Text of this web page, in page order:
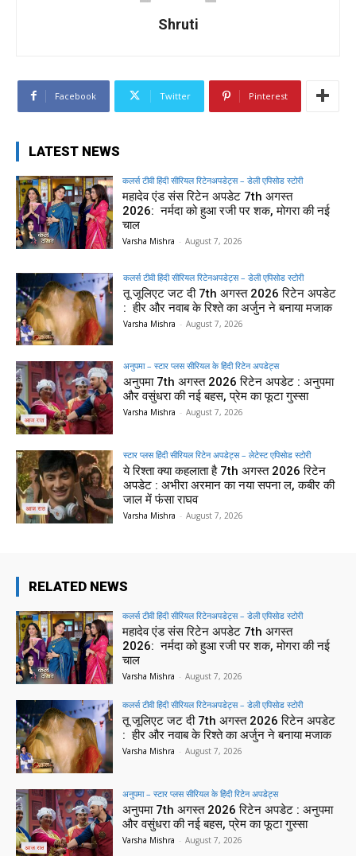
Shruti
Facebook Twitter Pinterest
LATEST NEWS
कलर्स टीवी हिंदी सीरियल रिटेनअपडेट्स – डेली एपिसोड स्टोरी
महादेव एंड संस रिटेन अपडेट 7th अगस्त
2026: नर्मदा को हुआ रजी पर शक, मोगरा की नई
चाल
Varsha Mishra - August 7, 2026
कलर्स टीवी हिंदी सीरियल रिटेनअपडेट्स – डेली एपिसोड स्टोरी
तू जूलिएट जट दी 7th अगस्त 2026 रिटेन अपडेट
: हीर और नवाब के रिश्ते का अर्जुन ने बनाया मजाक
Varsha Mishra - August 7, 2026
अनुपमा – स्टार प्लस सीरियल के हिंदी रिटेन अपडेट्स
अनुपमा 7th अगस्त 2026 रिटेन अपडेट : अनुपमा
और वसुंधरा की नई बहस, प्रेम का फूटा गुस्सा
Varsha Mishra - August 7, 2026
स्टार प्लस हिंदी सीरियल रिटेन अपडेट्स – लेटेस्ट एपिसोड स्टोरी
ये रिश्ता क्या कहलाता है 7th अगस्त 2026 रिटेन
अपडेट : अभीरा अरमान का नया सपना ल, कबीर की
जाल में फंसा राघव
Varsha Mishra - August 7, 2026
RELATED NEWS
कलर्स टीवी हिंदी सीरियल रिटेनअपडेट्स – डेली एपिसोड स्टोरी
महादेव एंड संस रिटेन अपडेट 7th अगस्त
2026: नर्मदा को हुआ रजी पर शक, मोगरा की नई
चाल
Varsha Mishra - August 7, 2026
कलर्स टीवी हिंदी सीरियल रिटेनअपडेट्स – डेली एपिसोड स्टोरी
तू जूलिएट जट दी 7th अगस्त 2026 रिटेन अपडेट
: हीर और नवाब के रिश्ते का अर्जुन ने बनाया मजाक
Varsha Mishra - August 7, 2026
अनुपमा – स्टार प्लस सीरियल के हिंदी रिटेन अपडेट्स
अनुपमा 7th अगस्त 2026 रिटेन अपडेट : अनुपमा
और वसुंधरा की नई बहस, प्रेम का फूटा गुस्सा
Varsha Mishra - August 7, 2026